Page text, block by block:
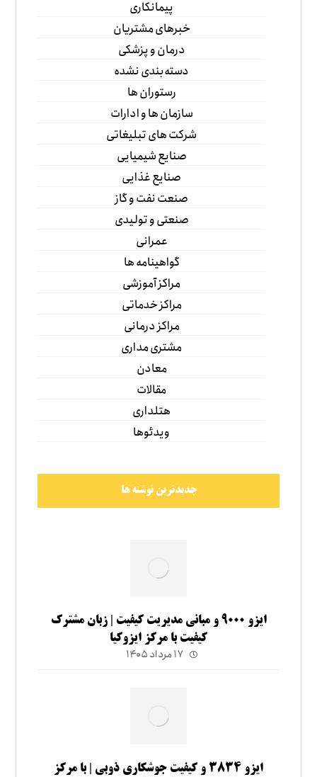
پیمانکاری
خبرهای مشتریان
درمان و پزشکی
دسته‌بندی نشده
رستوران ها
سازمان ها و ادارات
شرکت های تبلیغاتی
صنایع شیمیایی
صنایع غذایی
صنعت نفت و گاز
صنعتی و تولیدی
عمرانی
گواهینامه ها
مراکز آموزشی
مراکز خدماتی
مراکز درمانی
مشتری مداری
معادن
مقالات
هتلداری
ویدئوها
جدیدترین نوشته ها
ایزو ۹۰۰۰ و مبانی مدیریت کیفیت | زبان مشترک
کیفیت با مرکز ایزوکیا
۱۷ مرداد ۱۴۰۵
ایزو ۳۸۳۴ و کیفیت جوشکاری ذوبی | با مرکز